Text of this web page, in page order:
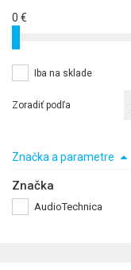
0 €
Iba na sklade
Zoradiť podľa
Značka a parametre
Značka
AudioTechnica